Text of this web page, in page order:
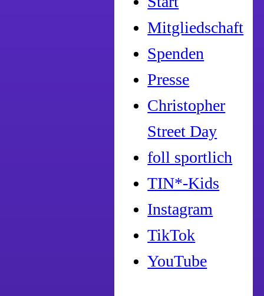
Mitgliedschaft
Spenden
Presse
Christopher
Street Day
foll sportlich
TIN*-Kids
Instagram
TikTok
YouTube